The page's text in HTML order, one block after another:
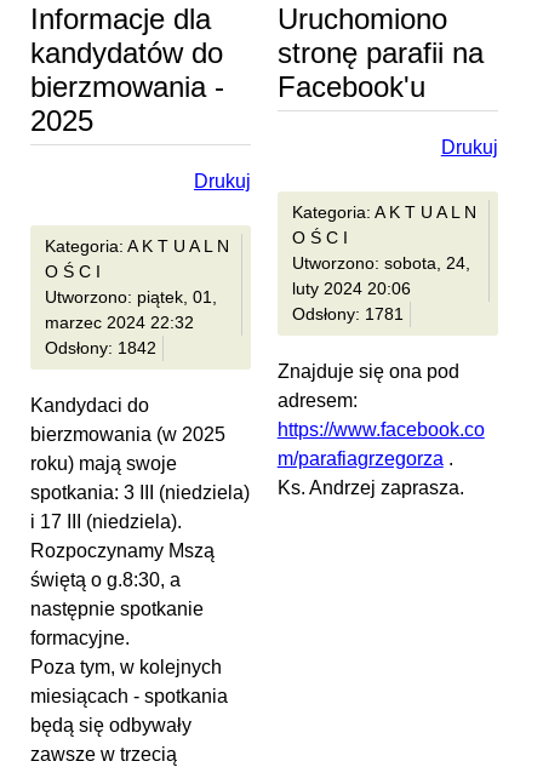
Informacje dla
kandydatów do
bierzmowania -
2025
Drukuj
Kategoria: A K T U A L N
O Ś C I
Utworzono: piątek, 01,
marzec 2024 22:32
Odsłony: 1842
Kandydaci do
bierzmowania (w 2025
roku) mają swoje
spotkania: 3 III (niedziela)
i 17 III (niedziela).
Rozpoczynamy Mszą
świętą o g.8:30, a
następnie spotkanie
formacyjne.
Poza tym, w kolejnych
miesiącach - spotkania
będą się odbywały
zawsze w trzecią
Uruchomiono
stronę parafii na
Facebook'u
Drukuj
Kategoria: A K T U A L N
O Ś C I
Utworzono: sobota, 24,
luty 2024 20:06
Odsłony: 1781
Znajduje się ona pod
adresem:
https://www.facebook.co
m/parafiagrzegorza .
Ks. Andrzej zaprasza.